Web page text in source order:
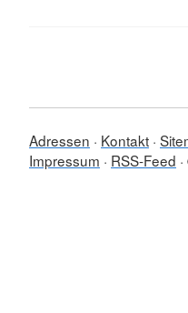
Adressen Kontakt
Impressum
RSS-Feed